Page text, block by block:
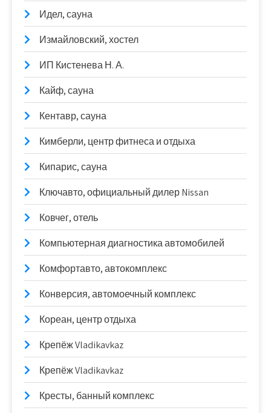
Идел, сауна
Измайловский, хостел
ИП Кистенева Н. А.
Кайф, сауна
Кентавр, сауна
Кимберли, центр фитнеса и отдыха
Кипарис, сауна
Ключавто, официальный дилер Nissan
Ковчег, отель
Компьютерная диагностика автомобилей
Комфортавто, автокомплекс
Конверсия, автомоечный комплекс
Кореан, центр отдыха
Крепёж Vladikavkaz
Крепёж Vladikavkaz
Кресты, банный комплекс